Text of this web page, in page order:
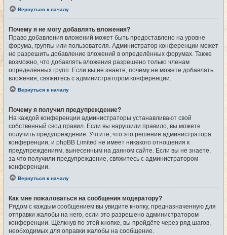
Вернуться к началу
Почему я не могу добавлять вложения?
Право добавления вложений может быть предоставлено на уровне
форума, группы или пользователя. Администратор конференции может
не разрешить добавление вложений в определённых форумах. Также
возможно, что добавлять вложения разрешено только членам
определённых групп. Если вы не знаете, почему не можете добавлять
вложения, свяжитесь с администратором конференции.
Вернуться к началу
Почему я получил предупреждение?
На каждой конференции администраторы устанавливают свой
собственный свод правил. Если вы нарушили правило, вы можете
получить предупреждение. Учтите, что это решение администратора
конференции, и phpBB Limited не имеет никакого отношения к
предупреждениям, вынесенным на данном сайте. Если вы не знаете,
за что получили предупреждение, свяжитесь с администратором
конференции.
Вернуться к началу
Как мне пожаловаться на сообщения модератору?
Рядом с каждым сообщением вы увидите кнопку, предназначенную для
отправки жалобы на него, если это разрешено администратором
конференции. Щёлкнув по этой кнопке, вы пройдёте через ряд шагов,
необходимых для оправки жалобы на сообщение.